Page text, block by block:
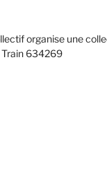
organise une
Train 634269